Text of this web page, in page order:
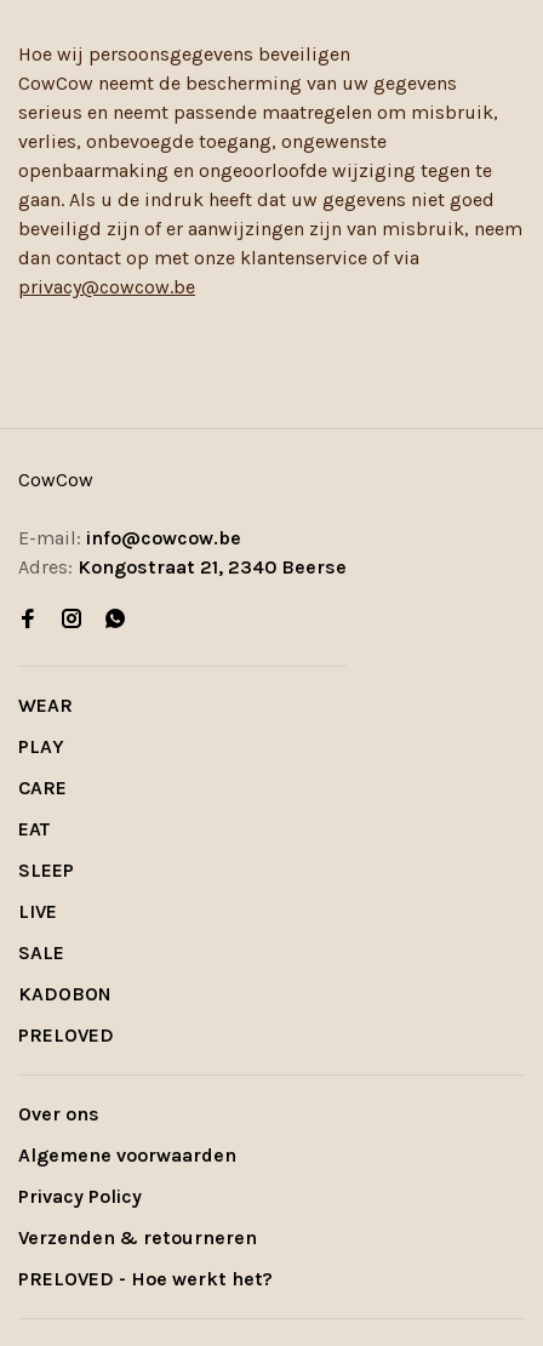
Hoe wij persoonsgegevens beveiligen
CowCow neemt de bescherming van uw gegevens
serieus en neemt passende maatregelen om misbruik,
verlies, onbevoegde toegang, ongewenste
openbaarmaking en ongeoorloofde wijziging tegen te
gaan. Als u de indruk heeft dat uw gegevens niet goed
beveiligd zijn of er aanwijzingen zijn van misbruik, neem
dan contact op met onze klantenservice of via
privacy@cowcow.be
CowCow
E-mail: info@cowcow.be
Adres: Kongostraat 21, 2340 Beerse
WEAR
PLAY
CARE
EAT
SLEEP
LIVE
SALE
KADOBON
PRELOVED
Over ons
Algemene voorwaarden
Privacy Policy
Verzenden & retourneren
PRELOVED - Hoe werkt het?